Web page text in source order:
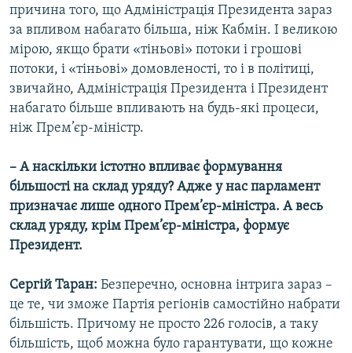
причина того, що Адміністрація Президента зараз
за впливом набагато більша, ніж Кабмін. І великою
мірою, якщо брати «тіньові» потоки і грошові
потоки, і «тіньові» домовленості, то і в політиці,
звичайно, Адміністрація Президента і Президент
набагато більше впливають на будь-які процеси,
ніж Прем’єр-міністр.
– А наскільки істотно впливає формування
більшості на склад уряду? Адже у нас парламент
призначає лише одного Прем’єр-міністра. А весь
склад уряду, крім Прем’єр-міністра, формує
Президент.
Сергій Таран: Безперечно, основна інтрига зараз –
це те, чи зможе Партія регіонів самостійно набрати
більшість. Причому не просто 226 голосів, а таку
більшість, щоб можна було гарантувати, що кожне